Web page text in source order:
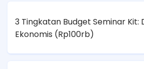
3 Tingkatan Budget Seminar Kit:
Ekonomis (Rp100rb)